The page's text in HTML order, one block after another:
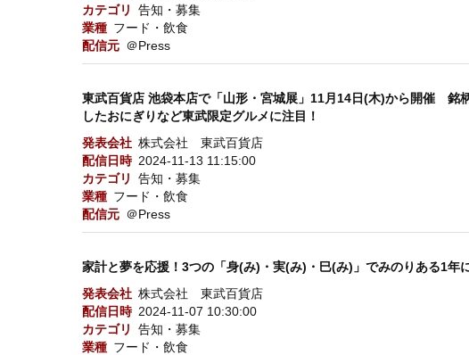
カテゴリ
告知・募集
業種 フード・飲食
配信元 ＠Press
東武百貨店 池袋本店で「山形・宮城展」11月14日(木)から開催 銘
したおにぎりなど東武限定グルメに注目！
発表会社 株式会社 東武百貨店
配信日時 2024-11-13 11:15:00
カテゴリ
告知・募集
業種 フード・飲食
配信元 ＠Press
家計と夢を応援！3つの「身(み)・実(み)・巳(み)」でみのりある1
発表会社 株式会社 東武百貨店
配信日時 2024-11-07 10:30:00
カテゴリ
告知・募集
業種 フード・飲食